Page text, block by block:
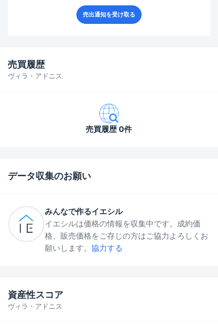
売出通知を受け取る
ヴィラ・アドニス
売買履歴
売買履歴 0件
データ収集のお願い
みんなで作るイエシル
イエシルは価格の情報を収集中です。成約価
格、販売価格をご存じの方はご協力よろしくお
願いします。 協力する
ヴィラ・アドニス
資産性スコア